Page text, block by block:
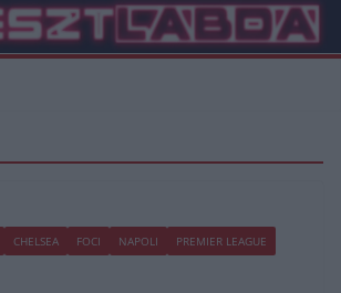
CHELSEA FOCI NAPOLI
PREMIER LEAGUE